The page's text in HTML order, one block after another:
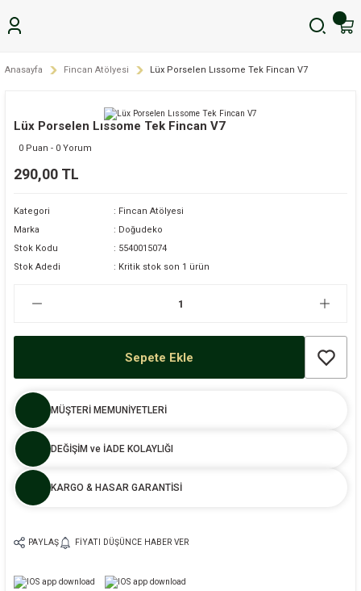
Anasayfa Fincan Atölyesi Lüx Porselen Lıssome Tek Fincan V7
Lüx Porselen Lıssome Tek Fincan V7
0 Puan - 0 Yorum
290,00 TL
Kategori
Fincan Atölyesi
Marka
Doğudeko
Stok Kodu
5540015074
Stok Adedi
Kritik stok son 1 ürün
Sepete Ekle
MÜŞTERİ MEMUNİYETLERİ
DEĞİŞİM ve İADE KOLAYLIĞI
KARGO & HASAR GARANTİSİ
PAYLAŞ FIYATI DÜŞÜNCE HABER VER